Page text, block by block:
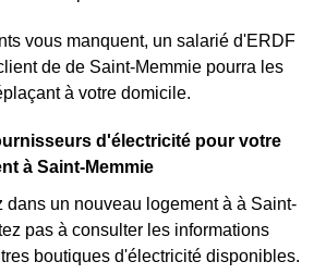
vous manquent, un salarié d'ERDF
de de Saint-Memmie pourra les
à votre domicile.
d'électricité pour votre
à Saint-Memmie
dans un nouveau logement à à Saint-
pas à consulter les informations
boutiques d'électricité disponibles.